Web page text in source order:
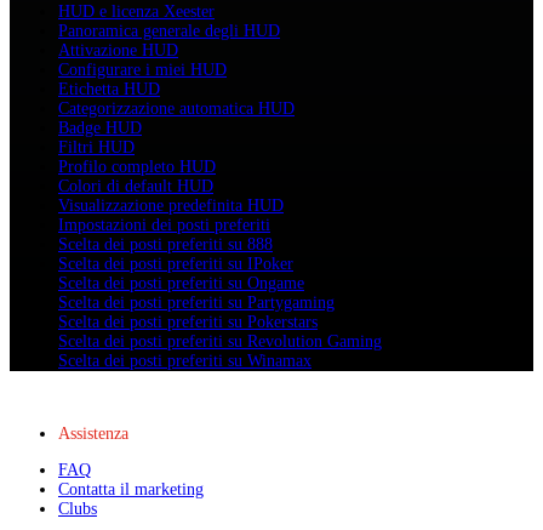
HUD e licenza Xeester
Panoramica generale degli HUD
Attivazione HUD
Configurare i miei HUD
Etichetta HUD
Categorizzazione automatica HUD
Badge HUD
Filtri HUD
Profilo completo HUD
Colori di default HUD
Visualizzazione predefinita HUD
Impostazioni dei posti preferiti
Scelta dei posti preferiti su 888
Scelta dei posti preferiti su IPoker
Scelta dei posti preferiti su Ongame
Scelta dei posti preferiti su Partygaming
Scelta dei posti preferiti su Pokerstars
Scelta dei posti preferiti su Revolution Gaming
Scelta dei posti preferiti su Winamax
Assistenza
FAQ
Contatta il marketing
Clubs